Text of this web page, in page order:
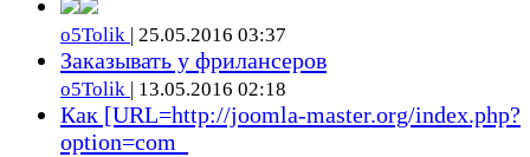
o5Tolik | 25.05.2016 03:37
Заказывать у фрилансеров
o5Tolik | 13.05.2016 02:18
Как [URL=http://joomla-master.org/index.php?
option=com_